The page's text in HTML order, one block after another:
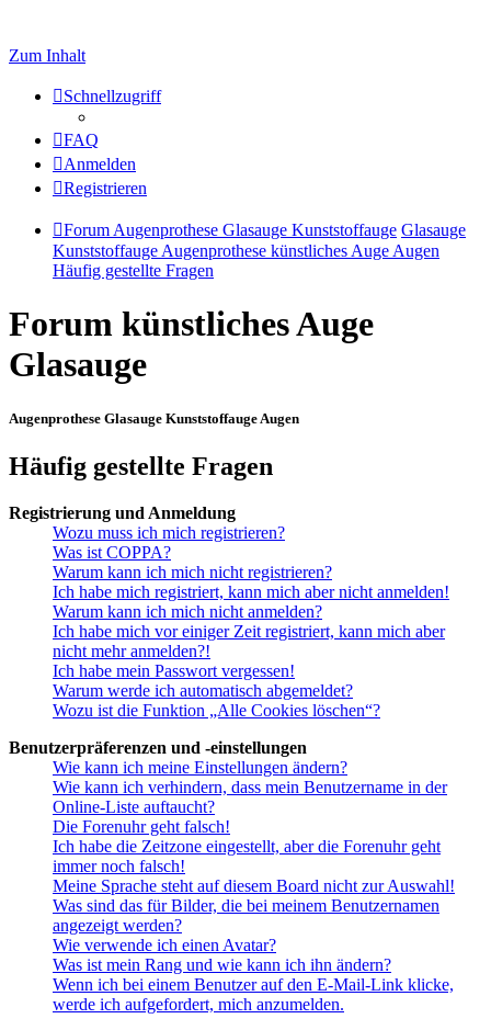
Zum Inhalt
Schnellzugriff
FAQ
Anmelden
Registrieren
Forum Augenprothese Glasauge Kunststoffauge Glasauge
Kunststoffauge Augenprothese künstliches Auge Augen
Häufig gestellte Fragen
Forum künstliches Auge
Glasauge
Augenprothese Glasauge Kunststoffauge Augen
Häufig gestellte Fragen
Registrierung und Anmeldung
Wozu muss ich mich registrieren?
Was ist COPPA?
Warum kann ich mich nicht registrieren?
Ich habe mich registriert, kann mich aber nicht anmelden!
Warum kann ich mich nicht anmelden?
Ich habe mich vor einiger Zeit registriert, kann mich aber
nicht mehr anmelden?!
Ich habe mein Passwort vergessen!
Warum werde ich automatisch abgemeldet?
Wozu ist die Funktion „Alle Cookies löschen“?
Benutzerpräferenzen und -einstellungen
Wie kann ich meine Einstellungen ändern?
Wie kann ich verhindern, dass mein Benutzername in der
Online-Liste auftaucht?
Die Forenuhr geht falsch!
Ich habe die Zeitzone eingestellt, aber die Forenuhr geht
immer noch falsch!
Meine Sprache steht auf diesem Board nicht zur Auswahl!
Was sind das für Bilder, die bei meinem Benutzernamen
angezeigt werden?
Wie verwende ich einen Avatar?
Was ist mein Rang und wie kann ich ihn ändern?
Wenn ich bei einem Benutzer auf den E-Mail-Link klicke,
werde ich aufgefordert, mich anzumelden.